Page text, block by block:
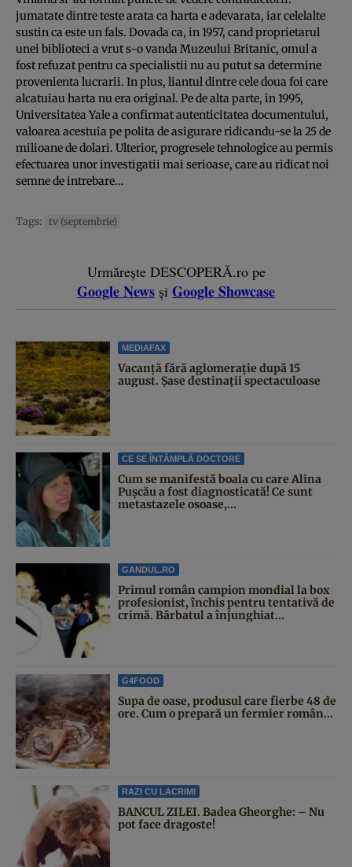
jumatate dintre teste arata ca harta e adevarata, iar celelalte
sustin ca este un fals. Dovada ca, in 1957, cand proprietarul
unei biblioteci a vrut s-o vanda Muzeului Britanic, omul a
fost refuzat pentru ca specialistii nu au putut sa determine
provenienta lucrarii. In plus, liantul dintre cele doua foi care
alcatuiau harta nu era original. Pe de alta parte, in 1995,
Universitatea Yale a confirmat autenticitatea documentului,
valoarea acestuia pe polita de asigurare ridicandu-se la 25 de
milioane de dolari. Ulterior, progresele tehnologice au permis
efectuarea unor investigatii mai serioase, care au ridicat noi
semne de intrebare…
Tags: tv (septembrie)
Urmărește DESCOPERĂ.ro pe
Google News și Google Showcase
MEDIAFAX
Vacanță fără aglomerație după 15
august. Șase destinații spectaculoase
CE SE ÎNTÂMPLĂ DOCTORE
Cum se manifestă boala cu care Alina
Pușcău a fost diagnosticată! Ce sunt
metastazele osoase,...
GANDUL.RO
Primul român campion mondial la box
profesionist, închis pentru tentativă de
crimă. Bărbatul a înjunghiat...
G4FOOD
Supa de oase, produsul care fierbe 48 de
ore. Cum o prepară un fermier român...
RAZI CU LACRIMI
BANCUL ZILEI. Badea Gheorghe: – Nu
pot face dragoste!